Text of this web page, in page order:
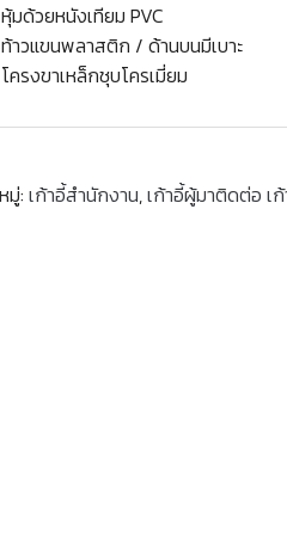
หุ้มด้วยหนังเทียม PVC
ท้าวแขนพลาสติก / ด้านบนมีเบาะ
โครงขาเหล็กชุบโครเมี่ยม
มู่:เก้าอี้สำนักงาน,เก้าอี้ผู้มาติดต่อ เก้